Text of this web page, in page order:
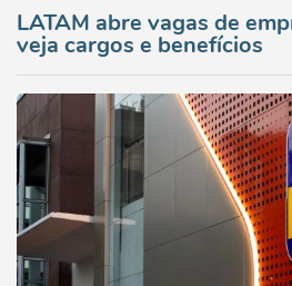
LATAM abre vagas de
veja cargos e benefícios